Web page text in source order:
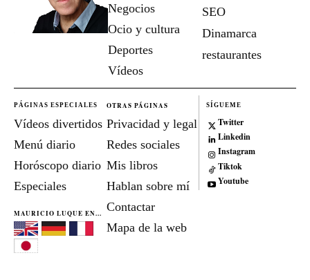
Negocios
Ocio y cultura
Deportes
Vídeos
SEO
Dinamarca
restaurantes
PÁGINAS ESPECIALES
Vídeos divertidos
Menú diario
Horóscopo diario
Especiales
MAURICIO LUQUE EN...
OTRAS PÁGINAS
Privacidad y legal
Redes sociales
Mis libros
Hablan sobre mí
Contactar
Mapa de la web
SÍGUEME
Twitter
Linkedin
Instagram
Tiktok
Youtube